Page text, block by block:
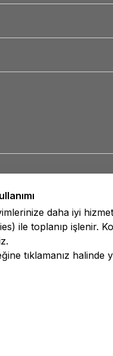
daha iyi
ile toplanıp işlenir.
tıklamanız halinde